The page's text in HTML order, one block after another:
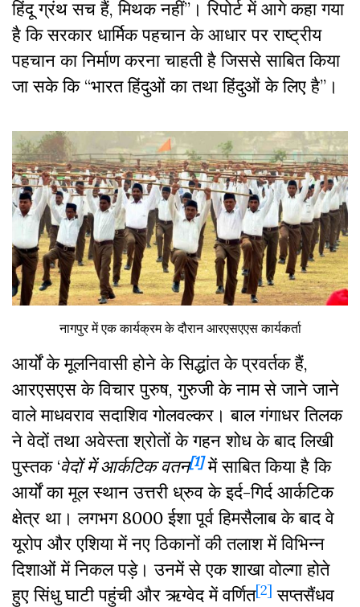
हिंदू ग्रंथ सच हैं, मिथक नहीं”। रिपोर्ट में आगे कहा गया
है कि सरकार धार्मिक पहचान के आधार पर राष्ट्रीय
पहचान का निर्माण करना चाहती है जिससे साबित किया
जा सके कि “भारत हिंदुओं का तथा हिंदुओं के लिए है”।
नागपुर में एक कार्यक्रम के दौरान आरएसएएस कार्यकर्ता
आर्यों के मूलनिवासी होने के सिद्धांत के प्रवर्तक हैं,
आरएसएस के विचार पुरुष, गुरुजी के नाम से जाने जाने
वाले माधवराव सदाशिव गोलवल्कर। बाल गंगाधर तिलक
ने वेदों तथा अवेस्ता श्रोतों के गहन शोध के बाद लिखी
पुस्तक ‘वेदों में आर्कटिक वतन[1]में साबित किया है कि
आर्यों का मूल स्थान उत्तरी ध्रुव के इर्द-गिर्द आर्कटिक
क्षेत्र था। लगभग 8000 ईशा पूर्व हिमसैलाब के बाद वे
यूरोप और एशिया में नए ठिकानों की तलाश में विभिन्न
दिशाओं में निकल पड़े। उनमें से एक शाखा वोल्गा होते
हुए सिंधु घाटी पहुंची और ऋग्वेद में वर्णित[2] सप्तसैंधव